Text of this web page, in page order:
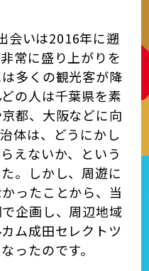
会いは2016年に遡
常に盛り上がりを
多くの観光客が降
の人は千葉県を素
都、大阪などに向
体は、どうにかし
えないか、という
。しかし、周遊に
ったことから、当
企画し、周辺地域
ム成田セレクトツ
ったのです。